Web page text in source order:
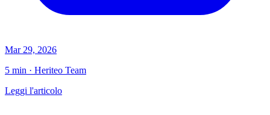
Mar 29, 2026
5 min · Heriteo Team
Leggi l'articolo